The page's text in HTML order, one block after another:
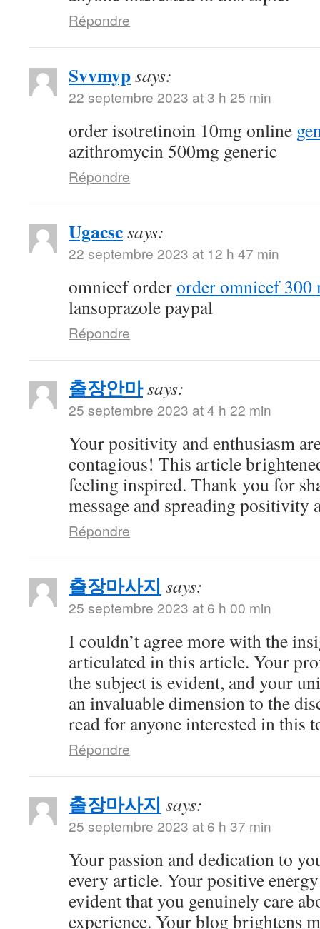
Répondre
Svvmypsays:
22 septembre 2023 at 3 h 25 min
order isotretinoin 10mg online
azithromycin 500mg generic
Répondre
Ugacscsays:
22 septembre 2023 at 12 h 47 min
omnicef orderorder omnicef 300
lansoprazole paypal
Répondre
출장안마says:
25 septembre 2023 at 4 h 22 min
Your positivity and enthusiasm
contagious! This article
feeling inspired. Thank you for
message and spreading positivity
Répondre
출장마사지 says:
25 septembre 2023 at 6 h 00 min
I couldn’t agree more with the
articulated in this article. Your
the subject is evident, and your
an invaluable dimension to the
read for anyone interested in this
Répondre
출장마사지 says:
25 septembre 2023 at 6 h 37 min
Your passion and dedication to
every article. Your positive
evident that you genuinely care
experience. Your blog brightens